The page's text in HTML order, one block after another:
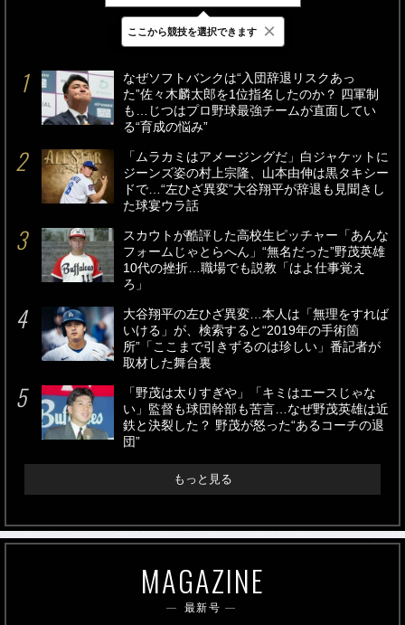
最新 24時間 週間
なぜソフトバンクは“入団辞退リスクあっ
た”佐々木麟太郎を1位指名したのか？ 四軍制
も…じつはプロ野球最強チームが直面してい
る“育成の悩み”
「ムラカミはアメージングだ」白ジャケットに
ジーンズ姿の村上宗隆、山本由伸は黒タキシー
ドで…“左ひざ異変”大谷翔平が辞退も見聞きし
た球宴ウラ話
スカウトが酷評した高校生ピッチャー「あんな
フォームじゃとらへん」“無名だった”野茂英雄
10代の挫折…職場でも説教「はよ仕事覚え
ろ」
大谷翔平の左ひざ異変…本人は「無理をすれば
いける」が、検索すると“2019年の手術箇
所”「ここまで引きずるのは珍しい」番記者が
取材した舞台裏
「野茂は太りすぎや」「キミはエースじゃな
い」監督も球団幹部も苦言…なぜ野茂英雄は近
鉄と決裂した？ 野茂が怒った“あるコーチの退
団”
もっと見る
MAGAZINE
最新号
ここから競技を選択できます ×